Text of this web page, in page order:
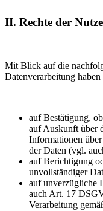
II. Rechte der
Mit Blick auf die
Datenverarbeitung
auf Bestätigung,
auf Auskunft über
Informationen
der Daten (vgl.
auf Berichtigung
unvollständiger
auf unverzügliche
auch Art. 17
Verarbeitung